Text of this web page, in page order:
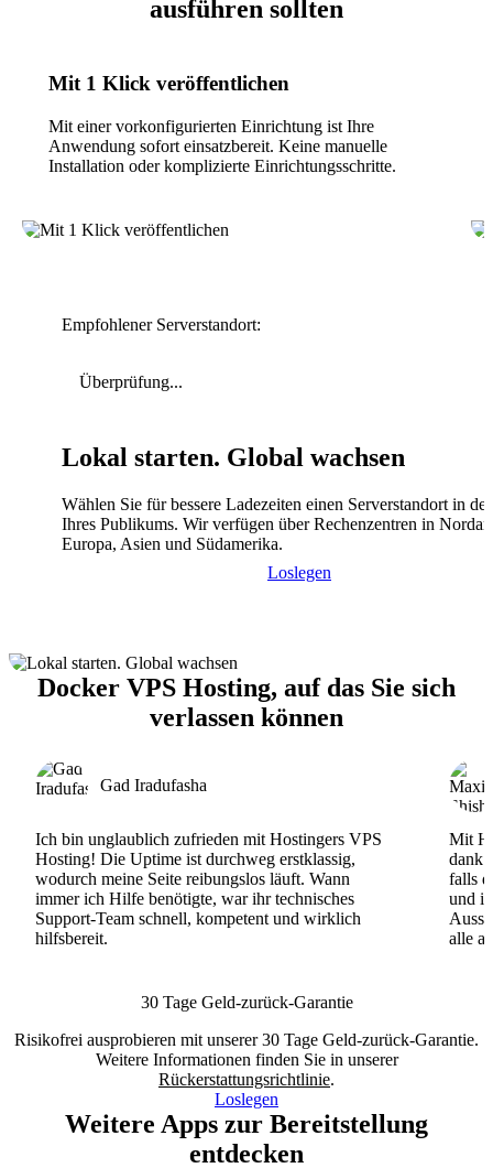
ausführen sollten
Mit 1 Klick veröffentlichen
Mit einer vorkonfigurierten Einrichtung ist Ihre
Anwendung sofort einsatzbereit. Keine manuelle
Installation oder komplizierte Einrichtungsschritte.
Empfohlener Serverstandort:
Überprüfung...
Lokal starten. Global wachsen
Wählen Sie für bessere Ladezeiten einen Serverstandort in
Ihres Publikums. Wir verfügen über Rechenzentren in
Europa, Asien und Südamerika.
Loslegen
Docker VPS Hosting, auf das Sie sich
verlassen können
Gad Iradufasha
Ich bin unglaublich zufrieden mit Hostingers VPS
Hosting! Die Uptime ist durchweg erstklassig,
wodurch meine Seite reibungslos läuft. Wann
immer ich Hilfe benötigte, war ihr technisches
Support-Team schnell, kompetent und wirklich
hilfsbereit.
Mit
dank
falls
und
alle
30 Tage Geld-zurück-Garantie
Risikofrei ausprobieren mit unserer 30 Tage Geld-zurück-Garantie.
Weitere Informationen finden Sie in unserer
Rückerstattungsrichtlinie.
Loslegen
Weitere Apps zur Bereitstellung
entdecken